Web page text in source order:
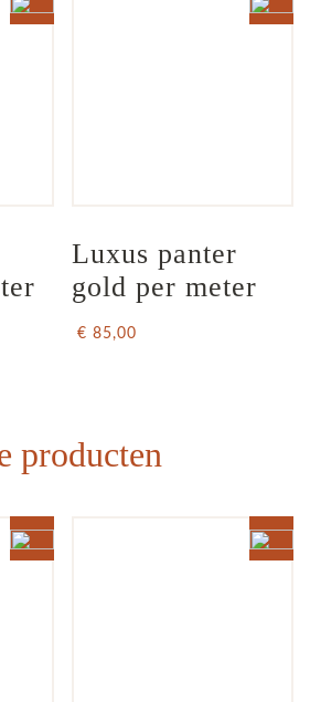
Luxus panter
gold per meter
€ 85,00
producten